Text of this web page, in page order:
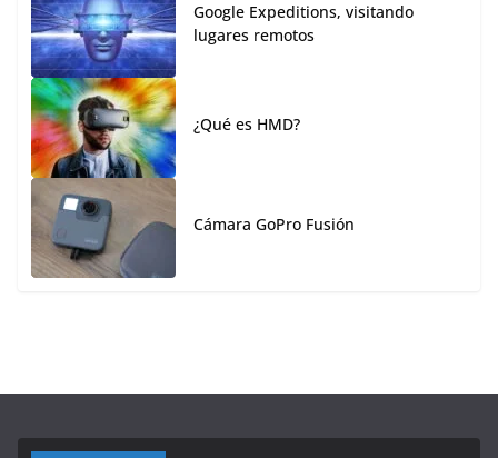
Google Expeditions, visitando
lugares remotos
¿Qué es HMD?
Cámara GoPro Fusión